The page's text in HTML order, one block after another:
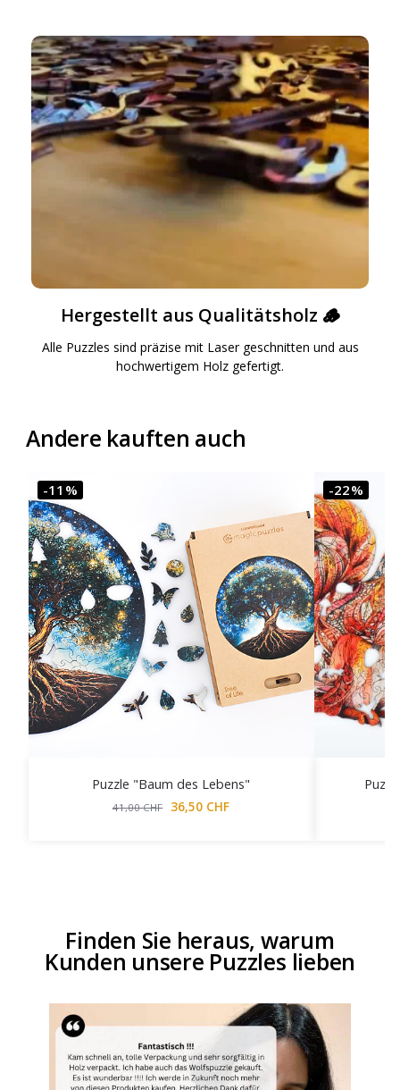
Hergestellt aus Qualitätsholz 🪵
Alle Puzzles sind präzise mit Laser geschnitten und aus
hochwertigem Holz gefertigt.
Andere kauften auch
-11%
Puzzle "Baum des Lebens"
41,00CHF 36,50 CHF
-22%
Finden Sie heraus, warum
Kunden unsere Puzzles lieben
15%-Rabattcode zu erhalten.
Stunden Minuten Sekunden